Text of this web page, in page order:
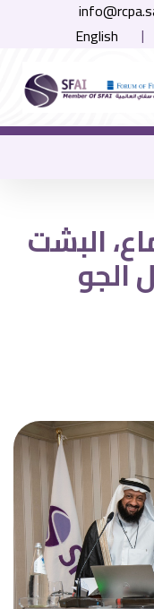
|
English
البشت
الجو